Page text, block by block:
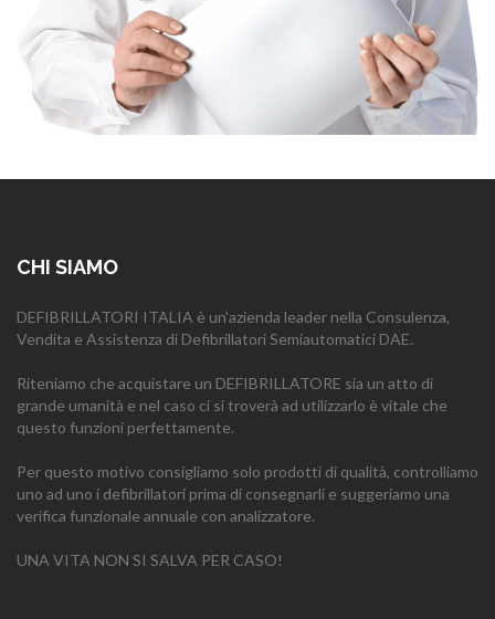
CHI SIAMO
DEFIBRILLATORI ITALIA è un'azienda leader nella Consulenza,
Vendita e Assistenza di Defibrillatori Semiautomatici DAE.
Riteniamo che acquistare un DEFIBRILLATORE sia un atto di
grande umanità e nel caso ci si troverà ad utilizzarlo è vitale che
questo funzioni perfettamente.
Per questo motivo consigliamo solo prodotti di qualità, controlliamo
uno ad uno i defibrillatori prima di consegnarli e suggeriamo una
verifica funzionale annuale con analizzatore.
UNA VITA NON SI SALVA PER CASO!